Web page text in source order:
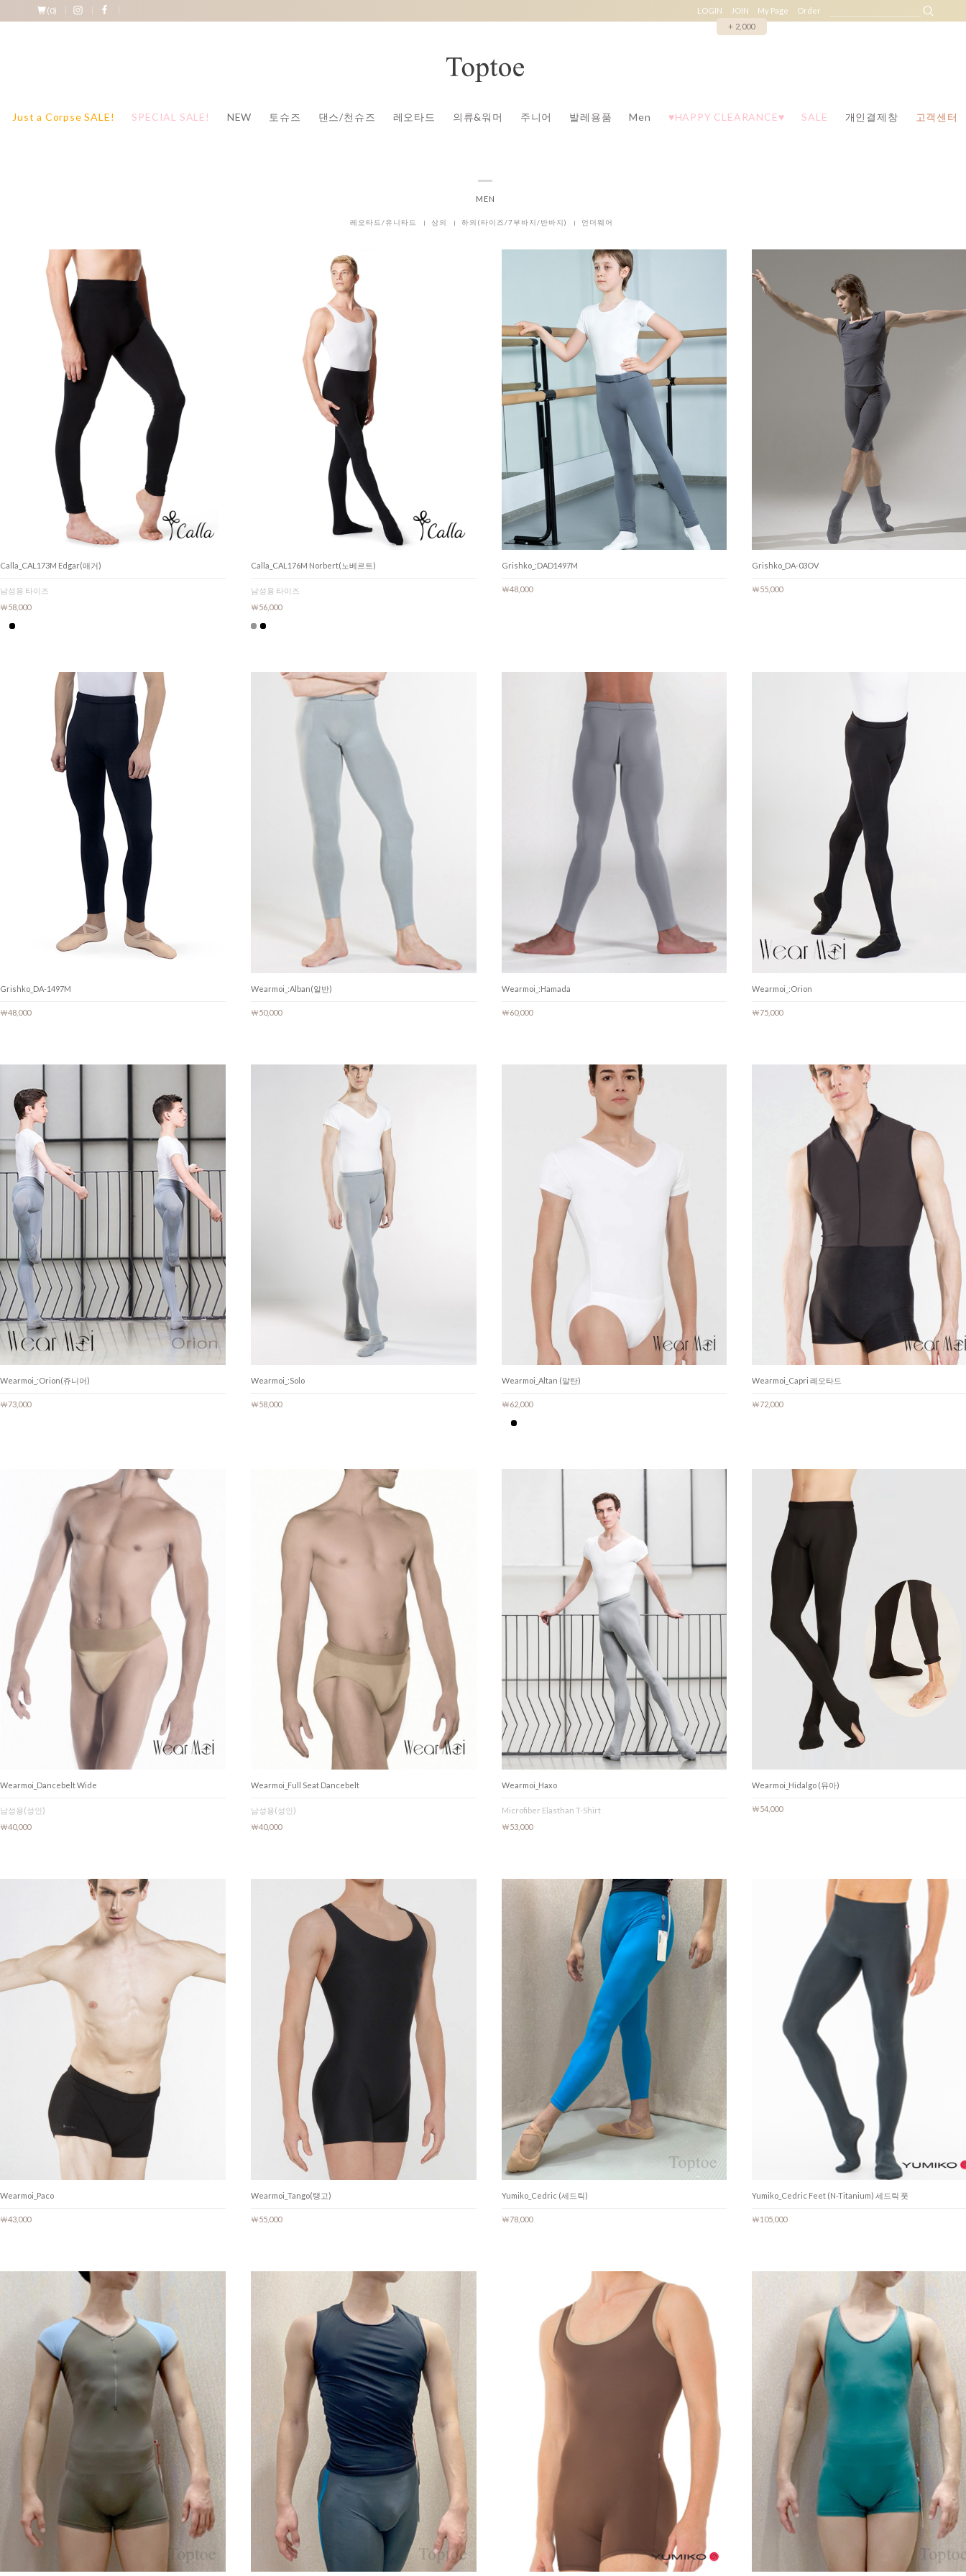
(0) LOGIN
JOIN
+ 2,000
My Page Order
Just a Corpse SALE! SPECIAL SALE! NEW 토슈즈 댄스/천슈즈 레오타드 의류&워머 주니어 발레용품 Men ♥HAPPY CLEARANCE♥ SALE 개인결제창 고객센터
MEN
레오타드/유니타드 상의 하의(타이즈/7부바지/반바지) 언더웨어
Calla_CAL173M Edgar(애거)
남성용 타이즈
￦58,000
Calla_CAL176M Norbert(노베르트)
남성용 타이즈
￦56,000
Grishko_:DAD1497M
￦48,000
Grishko_DA-03OV
￦55,000
Grishko_DA-1497M
￦48,000
Wearmoi_:Alban(알반)
￦50,000
Wearmoi_:Hamada
￦60,000
Wearmoi_:Orion
￦75,000
Wearmoi_:Orion(쥬니어)
￦73,000
Wearmoi_:Solo
￦58,000
Wearmoi_Altan (알탄)
￦62,000
Wearmoi_Capri 레오타드
￦72,000
Wearmoi_Dancebelt Wide
남성용(성인)
￦40,000
Wearmoi_Full Seat Dancebelt
남성용(성인)
￦40,000
Wearmoi_Haxo
Microfiber Elasthan T-Shirt
￦53,000
Wearmoi_Hidalgo (유아)
￦54,000
Wearmoi_Paco
￦43,000
Wearmoi_Tango(탱고)
￦55,000
Yumiko_Cedric (세드릭)
￦78,000
Yumiko_Cedric Feet (N-Titanium) 세드릭 풋
￦105,000